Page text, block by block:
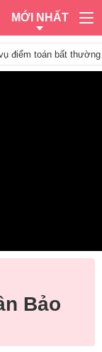
MỚI NHẤT
điểm toán bất
Bảo